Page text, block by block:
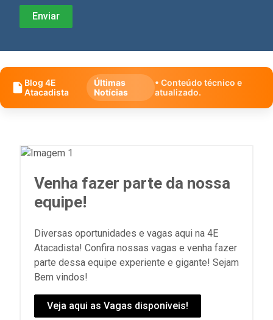
Blog 4E
Atacadista
Últimas
Notícias
• Conteúdo técnico e
atualizado.
Venha fazer parte da nossa
equipe!
Diversas oportunidades e vagas aqui na 4E
Atacadista! Confira nossas vagas e venha fazer
parte dessa equipe experiente e gigante! Sejam
Bem vindos!
Veja aqui as Vagas disponíveis!